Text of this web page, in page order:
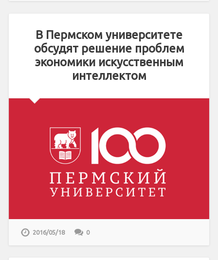
В Пермском университете
обсудят решение проблем
экономики искусственным
интеллектом
2016/05/18 0